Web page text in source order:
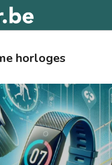
horloges